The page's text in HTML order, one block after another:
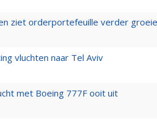
ziet orderportefeuille verder
vluchten naar Tel Aviv
met Boeing 777F ooit uit